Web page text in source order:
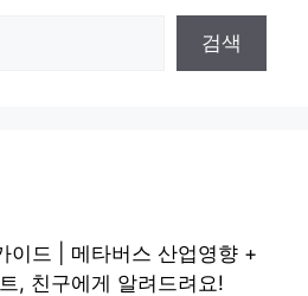
검색
이드 | 메타버스 산업영향 +
, 친구에게 알려드려요!